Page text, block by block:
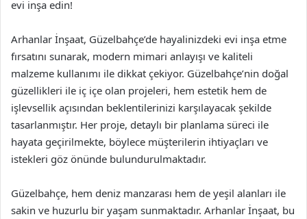
evi inşa edin!
Arhanlar İnşaat, Güzelbahçe’de hayalinizdeki evi inşa etme
fırsatını sunarak, modern mimari anlayışı ve kaliteli
malzeme kullanımı ile dikkat çekiyor. Güzelbahçe’nin doğal
güzellikleri ile iç içe olan projeleri, hem estetik hem de
işlevsellik açısından beklentilerinizi karşılayacak şekilde
tasarlanmıştır. Her proje, detaylı bir planlama süreci ile
hayata geçirilmekte, böylece müşterilerin ihtiyaçları ve
istekleri göz önünde bulundurulmaktadır.
Güzelbahçe, hem deniz manzarası hem de yeşil alanları ile
sakin ve huzurlu bir yaşam sunmaktadır. Arhanlar İnşaat, bu